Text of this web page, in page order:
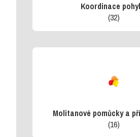
Koordinace
(32)
Molitanové pomůcky a
(16)